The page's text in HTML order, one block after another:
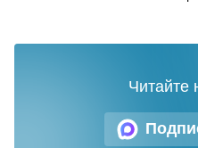
Читайте